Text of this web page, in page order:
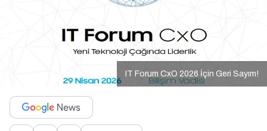
IT Forum CxO 2026 İçin Geri Sayım!